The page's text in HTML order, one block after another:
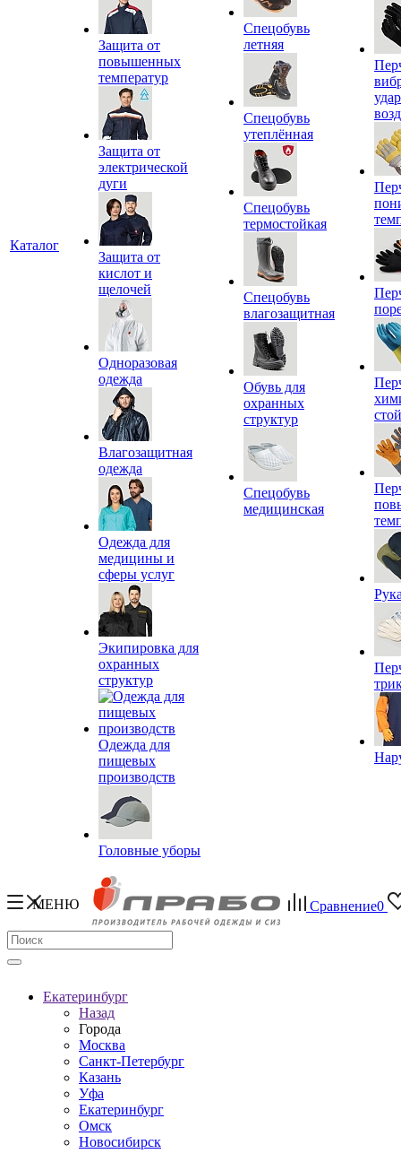
Каталог
Защита от
повышенных
температур
Защита от
электрической
дуги
Защита от
кислот и
щелочей
Одноразовая
одежда
Влагозащитная
одежда
Одежда для
медицины и
сферы услуг
Экипировка для
охранных
структур
Одежда для
пищевых
производств
Головные уборы
Спецобувь
летняя
Спецобувь
утеплённая
Спецобувь
термостойкая
Спецобувь
влагозащитная
Обувь для
охранных
структур
Спецобувь
медицинская
МЕНЮ Сравнение0
Екатеринбург
Назад
Города
Москва
Санкт-Петербург
Казань
Уфа
Екатеринбург
Омск
Новосибирск